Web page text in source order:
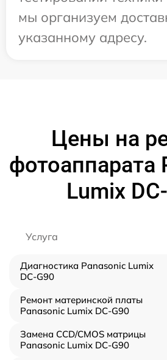
мы организуем
указанному адресу.
Цены на
фотоаппарата
Lumix
Услуга
Диагностика Panasonic Lumix
DC-G90
Ремонт материнской платы
Panasonic Lumix DC-G90
Замена CCD/CMOS матрицы
Panasonic Lumix DC-G90